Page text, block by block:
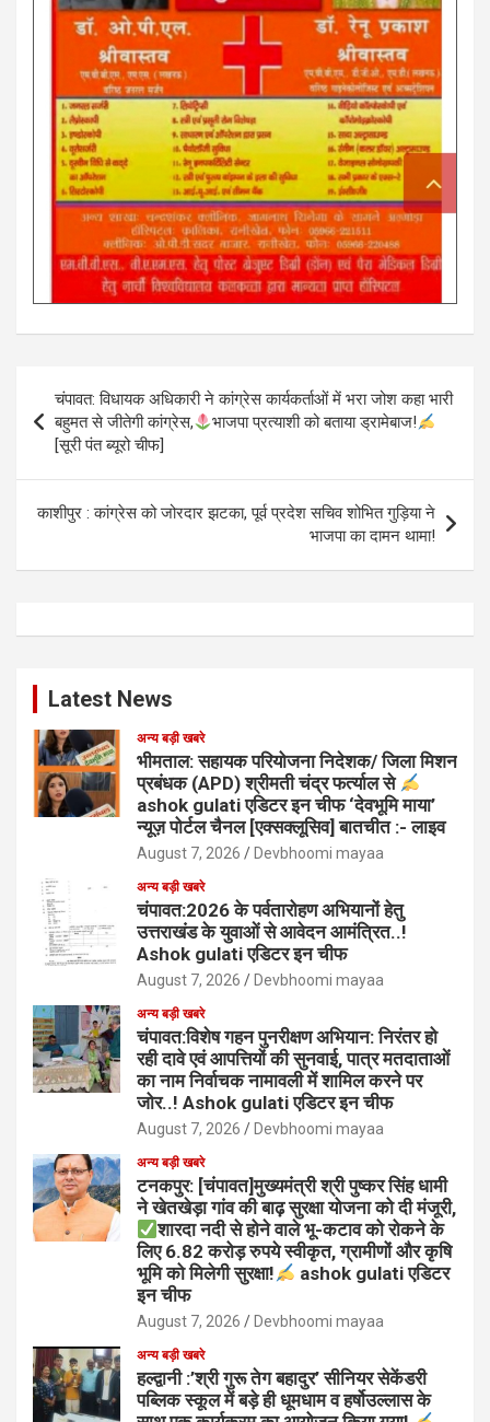
Post
navigation
चंपावत: विधायक अधिकारी ने कांग्रेस कार्यकर्ताओं में भरा जोश कहा भारी
बहुमत से जीतेगी कांग्रेस,
भाजपा प्रत्याशी को बताया ड्रामेबाज!
[सूरी पंत ब्यूरो चीफ]
काशीपुर : कांग्रेस को जोरदार झटका, पूर्व प्रदेश सचिव शोभित गुड़िया ने
भाजपा का दामन थामा!
Latest News
अन्य बड़ी खबरे
भीमताल: सहायक परियोजना निदेशक/ जिला मिशन
प्रबंधक (APD) श्रीमती चंद्र फर्त्याल से
ashok gulati एडिटर इन चीफ ‘देवभूमि माया’
न्यूज़ पोर्टल चैनल [एक्सक्लूसिव] बातचीत :- लाइव
August 7, 2026 Devbhoomi mayaa
अन्य बड़ी खबरे
चंपावत:2026 के पर्वतारोहण अभियानों हेतु
उत्तराखंड के युवाओं से आवेदन आमंत्रित..!
Ashok gulati एडिटर इन चीफ
August 7, 2026 Devbhoomi mayaa
अन्य बड़ी खबरे
चंपावत:विशेष गहन पुनरीक्षण अभियान: निरंतर हो
रही दावे एवं आपत्तियों की सुनवाई, पात्र मतदाताओं
का नाम निर्वाचक नामावली में शामिल करने पर
जोर..! Ashok gulati एडिटर इन चीफ
August 7, 2026 Devbhoomi mayaa
अन्य बड़ी खबरे
टनकपुर: [चंपावत]मुख्यमंत्री श्री पुष्कर सिंह धामी
ने खेतखेड़ा गांव की बाढ़ सुरक्षा योजना को दी मंजूरी,
शारदा नदी से होने वाले भू-कटाव को रोकने के
लिए 6.82 करोड़ रुपये स्वीकृत, ग्रामीणों और कृषि
भूमि को मिलेगी सुरक्षा!
ashok gulati एडिटर
इन चीफ
August 7, 2026 Devbhoomi mayaa
अन्य बड़ी खबरे
हल्द्वानी :’श्री गुरू तेग बहादुर’ सीनियर सेकेंडरी
पब्लिक स्कूल में बड़े ही धूमधाम व हर्षोउल्लास के